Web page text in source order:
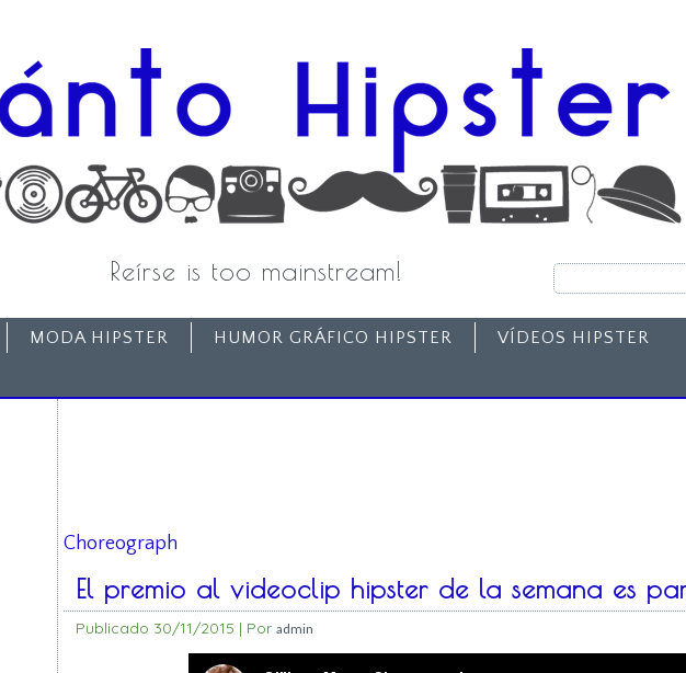
Reírse is too mainstream!
MODA HIPSTER HUMOR GRÁFICO HIPSTER
VÍDEOS HIPSTER
Choreograph
El premio al videoclip hipster de la semana es
Publicado 30/11/2015 | Por admin